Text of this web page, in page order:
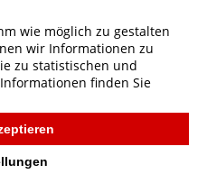
Pique Polo
wie möglich zu gestalten
wir Informationen zu
zu statistischen und
finden Sie